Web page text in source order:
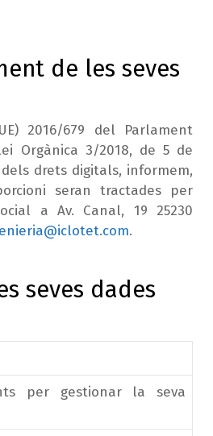
de les seves
2016/679 del Parlament
Orgànica 3/2018, de 5 de
drets digitals, informem,
seran tractades per
a Av. Canal, 19 25230
.
seves dades
per gestionar la seva